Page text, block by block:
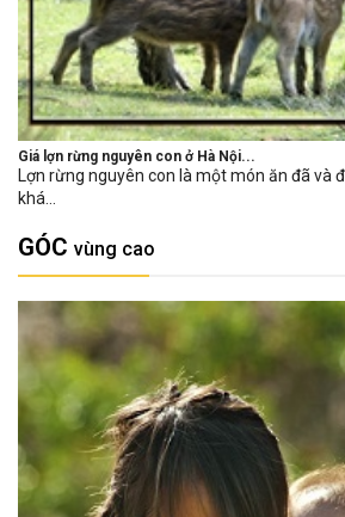
Giá lợn rừng nguyên con ở Hà Nội...
Lợn rừng nguyên con là một món ăn đã và
khá...
GÓC vùng cao